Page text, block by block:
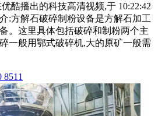
酷播出的科技高清视频,于 10:22:42
:方解石破碎制粉设备是方解石加工
。这里具体包括破碎和制粉两个主
一般用鄂式破碎机,大的原矿一般需
8511